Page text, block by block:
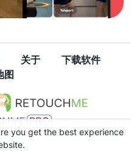
关于
下载软件
图
you get the best experience